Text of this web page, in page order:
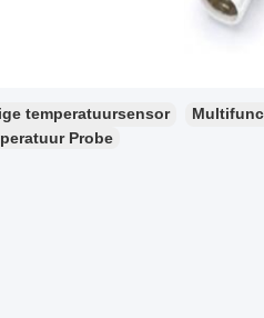
temperatuursensor
Probe